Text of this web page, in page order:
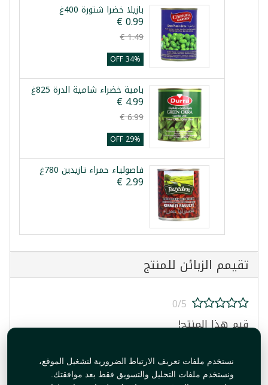
نستخدم ملفات تعريف الارتباط الضرورية لتشغيل الموقع،
ونستخدم ملفات التحليل والتسويق فقط بعد موافقتك.
بازيلا خضرا شتورة 400غ
34% OFF
بامية خضراء شامية الدرة 825غ
29% OFF
فاصولياء حمراء تازيدين 780غ
تقيمم الزبائن للمنتج
0/5
قيم هذا المنتج!